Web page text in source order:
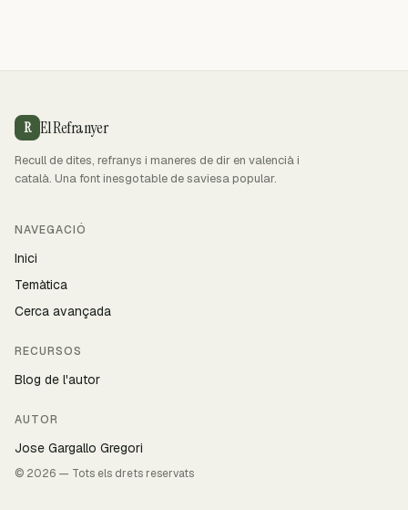
R El Refranyer
Recull de dites, refranys i maneres de dir en valencià i
català. Una font inesgotable de saviesa popular.
NAVEGACIÓ
Inici
Temàtica
Cerca avançada
RECURSOS
Blog de l'autor
AUTOR
Jose Gargallo Gregori
© 2026 — Tots els drets reservats